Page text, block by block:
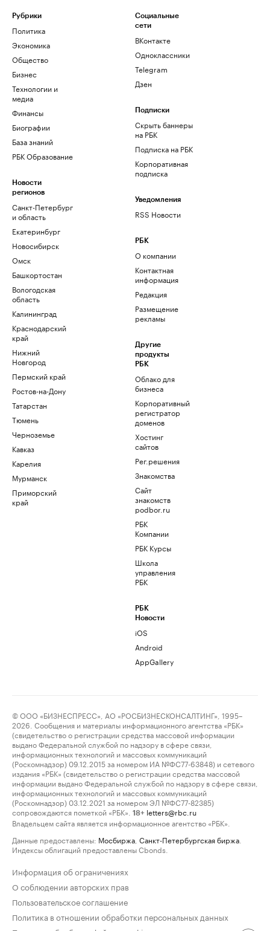
Рубрики
Политика
Экономика
Общество
Бизнес
Технологии и
медиа
Финансы
Биографии
База знаний
РБК Образование
Новости
регионов
Санкт-Петербург
и область
Екатеринбург
Новосибирск
Омск
Башкортостан
Вологодская
область
Калининград
Краснодарский
край
Нижний
Новгород
Пермский край
Ростов-на-Дону
Татарстан
Тюмень
Черноземье
Кавказ
Карелия
Мурманск
Приморский
край
Социальные
сети
ВКонтакте
Одноклассники
Telegram
Дзен
Подписки
Скрыть баннеры
на РБК
Подписка на РБК
Корпоративная
подписка
Уведомления
RSS Новости
РБК
О компании
Контактная
информация
Редакция
Размещение
рекламы
Другие
продукты
РБК
Облако для
бизнеса
Корпоративный
регистратор
доменов
Хостинг
сайтов
Рег.решения
Знакомства
Сайт
знакомств
podbor.ru
РБК
Компании
РБК Курсы
Школа
управления
РБК
РБК
Новости
iOS
Android
AppGallery
© ООО «БИЗНЕСПРЕСС», АО «РОСБИЗНЕСКОНСАЛТИНГ», 1995–
2026. Сообщения и материалы информационного агентства «РБК»
(свидетельство о регистрации средства массовой информации
выдано Федеральной службой по надзору в сфере связи,
информационных технологий и массовых коммуникаций
(Роскомнадзор) 09.12.2015 за номером ИА №ФС77-63848) и сетевого
издания «РБК» (свидетельство о регистрации средства массовой
информации выдано Федеральной службой по надзору в сфере связи,
информационных технологий и массовых коммуникаций
(Роскомнадзор) 03.12.2021 за номером ЭЛ №ФС77-82385)
сопровождаются пометкой «РБК».
18+ letters@rbc.ru
Владельцем сайта является информационное агентство «РБК».
Данные предоставлены: Мосбиржа Санкт-Петербургская биржа
Индексы облигаций предоставлены Cbonds.
Информация об ограничениях
О соблюдении авторских прав
Пользовательское соглашение
Политика в отношении обработки персональных данных